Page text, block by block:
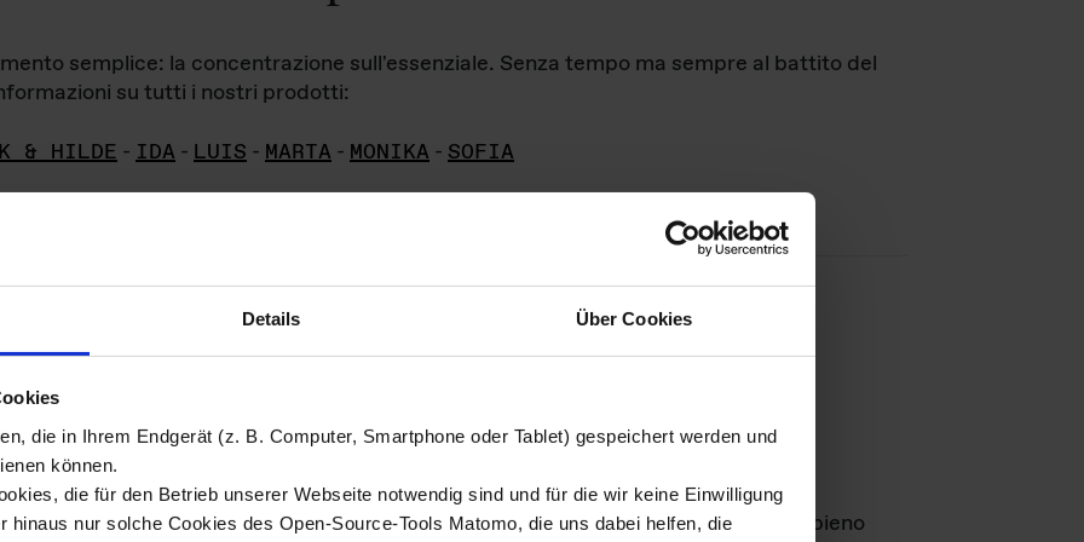
Details Über Cookies
die in Ihrem Endgerät (z. B. Computer, Smartphone oder Tablet) gespeichert werden und
können.
die für den Betrieb unserer Webseite notwendig sind und für die wir keine Einwilligung
hinaus nur solche Cookies des Open-Source-Tools Matomo, die uns dabei helfen, die
semplice: la concentrazione sull'essenziale. Senza tempo ma sempre al battito del
su tutti i nostri prodotti:
& HILDE - IDA - LUIS - MARTA - MONIKA - SOFIA
di immagini
materiale fotografico sono detenuti daDas ganze LebenGmbH e rimangono in pieno